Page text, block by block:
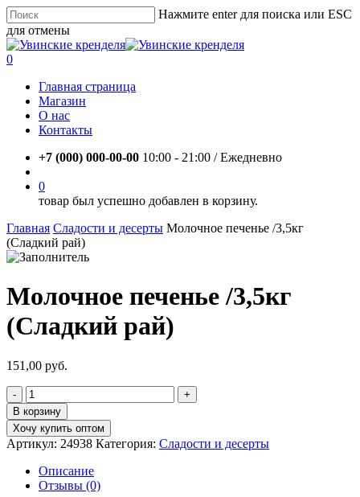
Skip
to
main
content
Нажмите enter для поиска или ESC
для отмены
Close
Search
account
0
Главная страница
Магазин
О нас
Контакты
+7 (000) 000-00-00 10:00 - 21:00 / Eжедневно
0
товар был успешно добавлен в корзину.
Главная Сладости и десерты Молочное печенье /3,5кг
(Сладкий рай)
Молочное печенье /3,5кг
(Сладкий рай)
151,00 руб.
Количество
товара
Молочное
печенье
/3,5кг
(Сладкий
рай)
В корзину
Хочу купить оптом
Артикул: 24938 Категория: Сладости и десерты
Описание
Отзывы (0)